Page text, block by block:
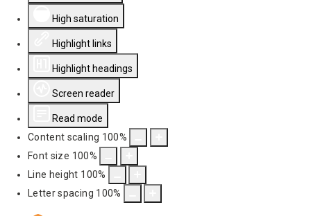
High saturation
Highlight links
Highlight headings
Screen reader
Read mode
Content scaling 100%
Font size 100%
Line height 100%
Letter spacing 100%